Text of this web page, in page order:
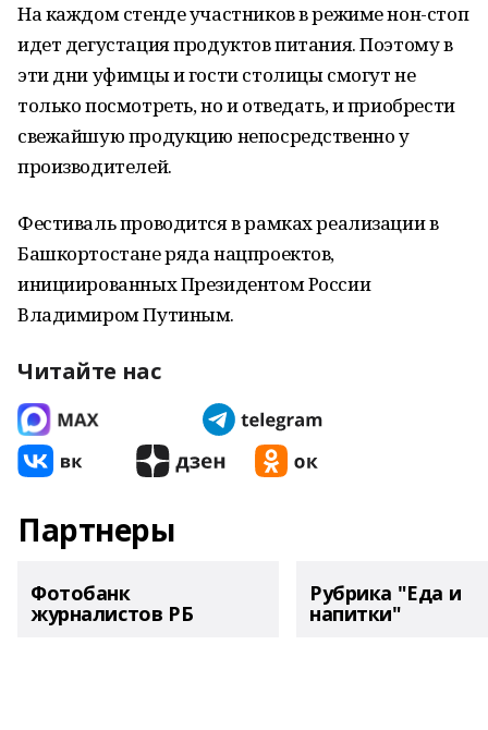
На каждом стенде участников в режиме нон-стоп
идет дегустация продуктов питания. Поэтому в
эти дни уфимцы и гости столицы смогут не
только посмотреть, но и отведать, и приобрести
свежайшую продукцию непосредственно у
производителей.
Фестиваль проводится в рамках реализации в
Башкортостане ряда нацпроектов,
инициированных Президентом России
Владимиром Путиным.
Читайте нас
Партнеры
Фотобанк
журналистов РБ
Рубрика "Еда и
напитки"